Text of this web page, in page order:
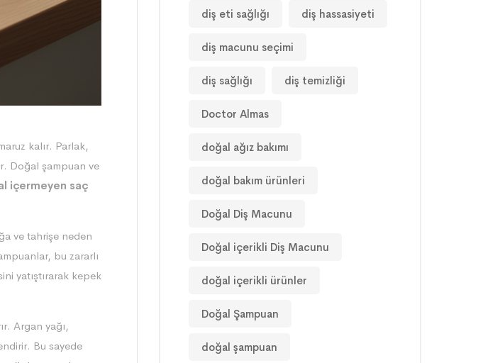
kalır. Parlak,
Doğal şampuan ve
içermeyen saç
ve tahrişe neden
bu zararlı
yatıştırarak kepek
Argan yağı,
Bu sayede
diş eti sağlığı diş hassasiyeti
diş macunu seçimi
diş sağlığı diş temizliği
Doctor Almas
doğal ağız bakımı
doğal bakım ürünleri
Doğal Diş Macunu
Doğal içerikli Diş Macunu
doğal içerikli ürünler
Doğal Şampuan
doğal şampuan